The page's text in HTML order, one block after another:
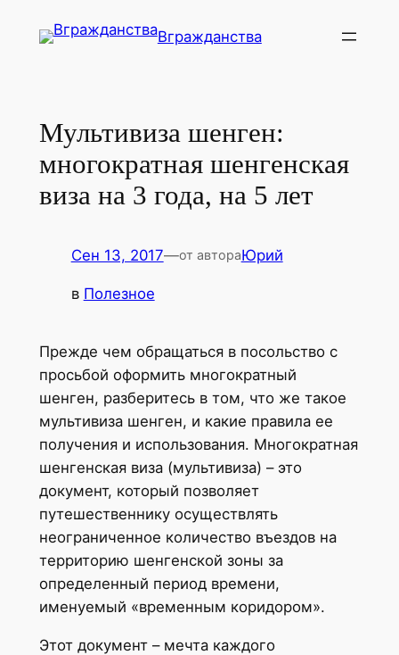
Вгражданства
Мультивиза шенген:
многократная шенгенская
виза на 3 года, на 5 лет
Сен 13, 2017—от автораЮрий
в Полезное
Прежде чем обращаться в посольство с
просьбой оформить многократный
шенген, разберитесь в том, что же такое
мультивиза шенген, и какие правила ее
получения и использования. Многократная
шенгенская виза (мультивиза) – это
документ, который позволяет
путешественнику осуществлять
неограниченное количество въездов на
территорию шенгенской зоны за
определенный период времени,
именуемый «временным коридором».
Этот документ – мечта каждого